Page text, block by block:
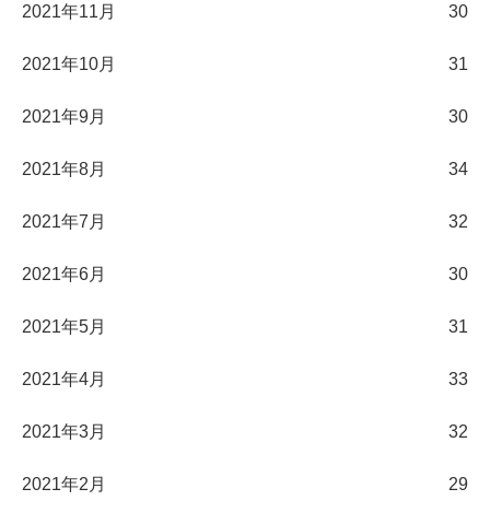
2021年11月 30
2021年10月 31
2021年9月 30
2021年8月 34
2021年7月 32
2021年6月 30
2021年5月 31
2021年4月 33
2021年3月 32
2021年2月 29